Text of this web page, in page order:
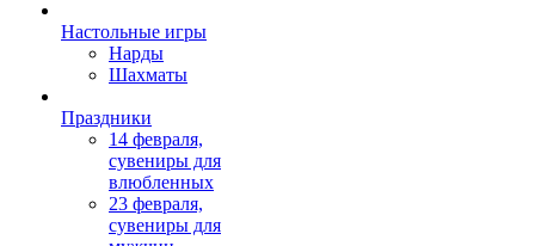
Настольные игры
Нарды
Шахматы
Праздники
14 февраля,
сувениры для
влюбленных
23 февраля,
сувениры для